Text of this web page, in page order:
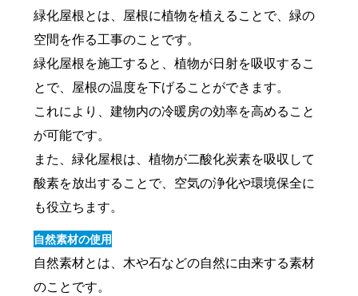
緑化屋根とは、屋根に植物を植えることで、緑の
空間を作る工事のことです。
緑化屋根を施工すると、植物が日射を吸収するこ
とで、屋根の温度を下げることができます。
これにより、建物内の冷暖房の効率を高めること
が可能です。
また、緑化屋根は、植物が二酸化炭素を吸収して
酸素を放出することで、空気の浄化や環境保全に
も役立ちます。
自然素材の使用
自然素材とは、木や石などの自然に由来する素材
のことです。